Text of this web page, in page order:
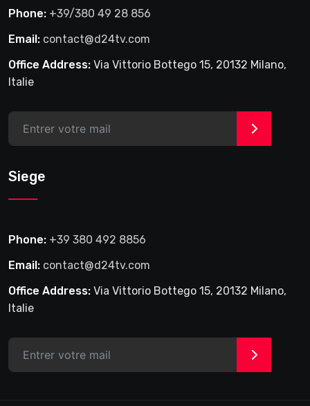
Phone: +39/380 49 28 856
Email: contact@d24tv.com
Office Address: Via Vittorio Bottego 15, 20132 Milano,
Italie
>
Siege
Phone: +39 380 492 8856
Email: contact@d24tv.com
Office Address: Via Vittorio Bottego 15, 20132 Milano,
Italie
>